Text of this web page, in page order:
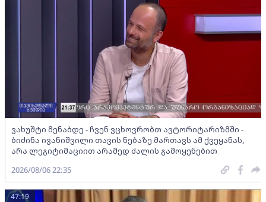
ვახუშტი მენაბდე - ჩვენ ვცხოვრობთ ავტორიტარიზმში -
ბიძინა ივანიშვილი თავის ნებაზე მართავს ამ ქვეყანას,
არა ლეგიტიმაციით არამედ ძალის გამოყენებით
2026/08/06 22:35
47:19